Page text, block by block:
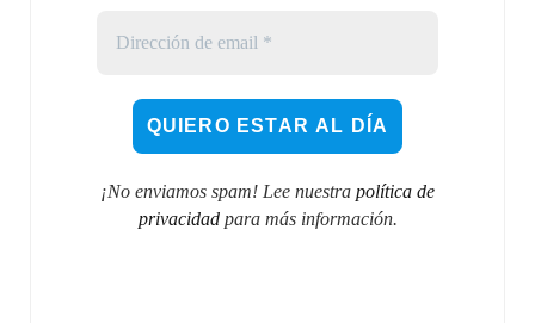
¡No enviamos spam! Lee nuestra política de
privacidadpara más información.